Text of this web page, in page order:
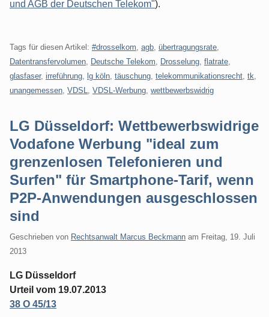
und AGB der Deutschen Telekom").
Tags für diesen Artikel: #drosselkom agb übertragungsrate
Datentransfervolumen
Deutsche Telekom Drosselung flatrate
glasfaser, irreführung lg köln täuschung telekommunikationsrecht tk
unangemessen VDSL VDSL-Werbung wettbewerbswidrig
LG Düsseldorf: Wettbewerbswidrige
Vodafone Werbung "ideal zum
grenzenlosen Telefonieren und
Surfen" für Smartphone-Tarif, wenn
P2P-Anwendungen ausgeschlossen
sind
Geschrieben von Rechtsanwalt Marcus Beckmann am Freitag, 19. Juli
2013
LG Düsseldorf
Urteil vom 19.07.2013
38 O 45/13